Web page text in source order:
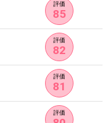
評価
85
評価
82
評価
81
評価